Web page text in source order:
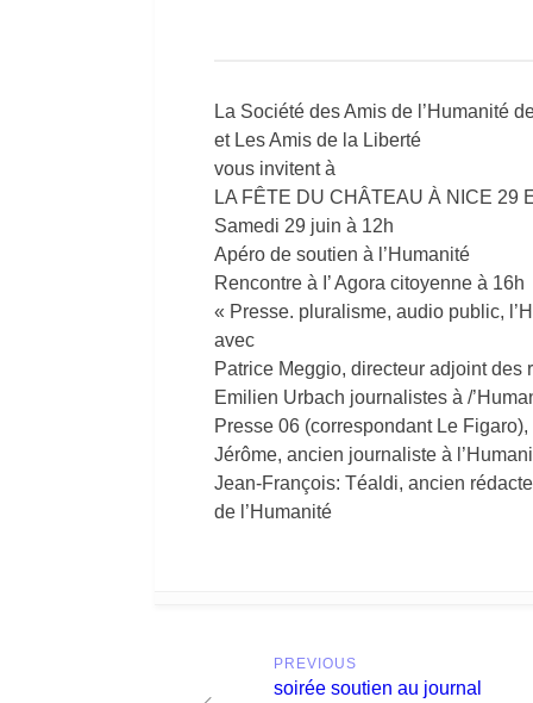
La Société des Amis de l’Humanité
et Les Amis de la Liberté
vous invitent à
LA FÊTE DU CHÂTEAU À NICE 29
Samedi 29 juin à 12h
Apéro de soutien à l’Humanité
Rencontre à I’ Agora citoyenne à 16h
« Presse. pluralisme, audio public,
avec
Patrice Meggio, directeur adjoint
Emilien Urbach journalistes à /
Presse 06 (correspondant Le
Jérôme, ancien journaliste à
Jean-François: Téaldi, ancien
de l’Humanité
navigation
PREVIOUS
Previous
soirée soutien au journal